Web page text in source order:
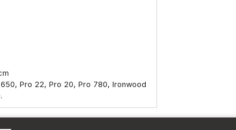
Pro 22, Pro 20, Pro 780, Ironwood